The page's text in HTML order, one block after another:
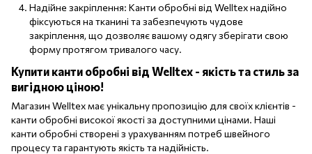
Надійне закріплення: Канти обробні від Welltex надійно
фіксуються на тканині та забезпечують чудове
закріплення, що дозволяє вашому одягу зберігати свою
форму протягом тривалого часу.
Купити канти обробні від Welltex - якість та стиль за
вигідною ціною!
Магазин Welltex має унікальну пропозицію для своїх клієнтів -
канти обробні високої якості за доступними цінами. Наші
канти обробні створені з урахуванням потреб швейного
процесу та гарантують якість та надійність.